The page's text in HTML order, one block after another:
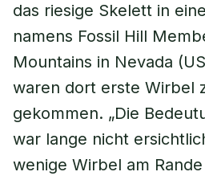
das riesige Skelett in
namens Fossil Hill
Mountains in Nevada
waren dort erste Wirbel
gekommen. „Die
war lange nicht
wenige Wirbel am